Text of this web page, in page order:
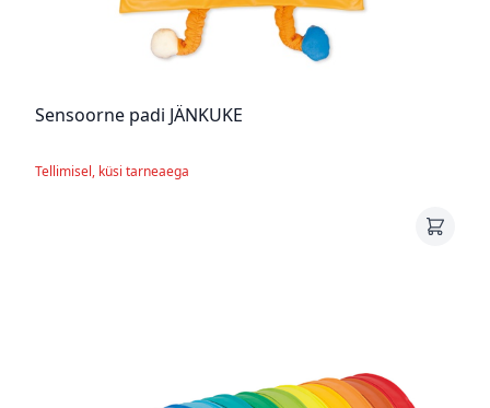
Sensoorne padi JÄNKUKE
Tellimisel, küsi tarneaega